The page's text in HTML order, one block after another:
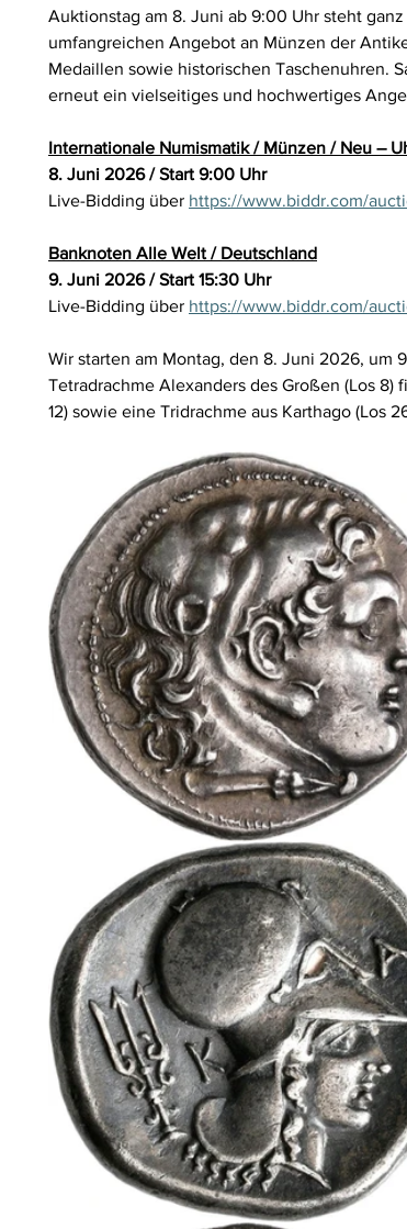
Auktionstag am 8. Juni ab 9:00 Uhr steht
umfangreichen Angebot an Münzen der
Medaillen sowie historischen Taschenuhren.
erneut ein vielseitiges und hochwertiges
Internationale Numismatik / Münzen / Neu –
8. Juni 2026 / Start 9:00 Uhr
Live-Bidding über https://www.biddr.com/
Banknoten Alle Welt / Deutschland
9. Juni 2026 / Start 15:30 Uhr
Live-Bidding über https://www.biddr.com/
Wir starten am Montag, den 8. Juni 2026,
Tetradrachme Alexanders des Großen (Los
12) sowie eine Tridrachme aus Karthago (Los